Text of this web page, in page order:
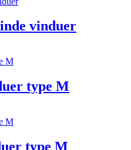
vinduer
type M
type M